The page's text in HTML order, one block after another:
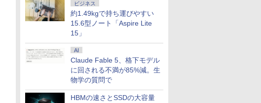
ビジネス
約1.49kgで持ち運びやすい
15.6型ノート「Aspire Lite
15」
AI
Claude Fable 5、格下モデル
に回される不満が85%減。生
物学の質問で
HBMの速さとSSDの大容量